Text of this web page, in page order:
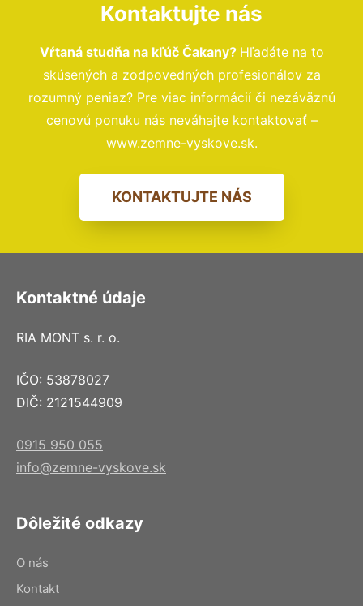
Kontaktujte nás
Vŕtaná studňa na kľúč Čakany? Hľadáte na to
skúsených a zodpovedných profesionálov za
rozumný peniaz? Pre viac informácií či nezáväznú
cenovú ponuku nás neváhajte kontaktovať –
www.zemne-vyskove.sk.
KONTAKTUJTE NÁS
Kontaktné údaje
RIA MONT s. r. o.
IČO: 53878027
DIČ: 2121544909
0915 950 055
info@zemne-vyskove.sk
Dôležité odkazy
O nás
Kontakt